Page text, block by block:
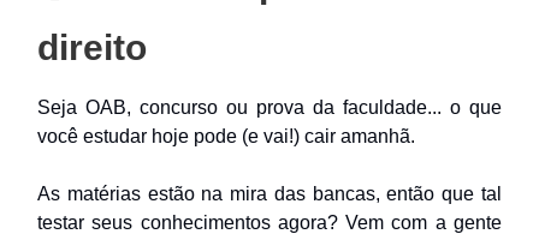
direito
Seja OAB, concurso ou prova da faculdade... o que
você estudar hoje pode (e vai!) cair amanhã.
As matérias estão na mira das bancas, então que tal
testar seus conhecimentos agora? Vem com a gente